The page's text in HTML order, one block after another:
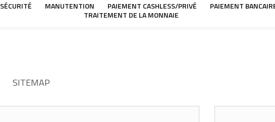
SÉCURITÉ MANUTENTION PAIEMENT CASHLESS/PRIVÉ PAIEMENT
TRAITEMENT DE LA MONNAIE
SITEMAP